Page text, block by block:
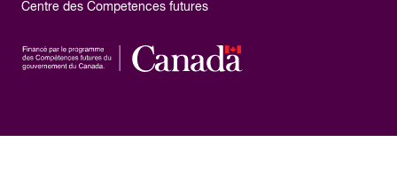
Centre des Competences futures